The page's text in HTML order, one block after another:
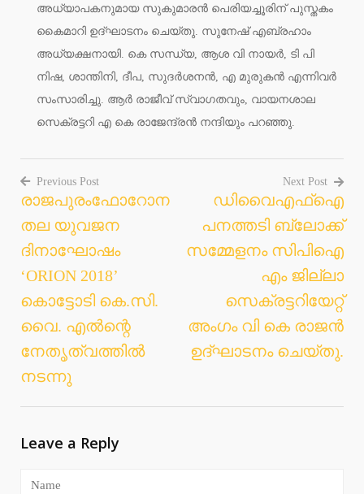
അധ്യാപകനുമായ സുകുമാരന്‍ പെരിയച്ചൂരിന് പുസ്തകം
കൈമാറി ഉദ്ഘാടനം ചെയ്തു. സുനേഷ് എബ്രഹാം
അധ്യക്ഷനായി. കെ സന്ധ്യ, ആശ വി നായര്‍, ടി പി
നിഷ, ശാന്തിനി, ദീപ, സുദര്‍ശനന്‍, എ മുരുകന്‍ എന്നിവര്‍
സംസാരിച്ചു. ആര്‍ രാജീവ് സ്വാഗതവും, വായനശാല
സെക്രട്ടറി എ കെ രാജേന്ദ്രന്‍ നന്ദിയും പറഞ്ഞു.
Post
navigation
Previous Post
രാജപുരംഫോറോന
തല യുവജന
ദിനാഘോഷം
‘ORION 2018’
കൊട്ടോടി കെ.സി.
വൈ. എല്‍ന്റെ
നേതൃത്വത്തില്‍
നടന്നു
Next Post
ഡിവൈഎഫ്ഐ
പനത്തടി ബ്ലോക്ക്
സമ്മേളനം സിപിഐ
എം ജില്ലാ
സെക്രട്ടറിയേറ്റ്
അംഗം വി കെ രാജന്‍
ഉദ്ഘാടനം ചെയ്തു.
Leave a Reply